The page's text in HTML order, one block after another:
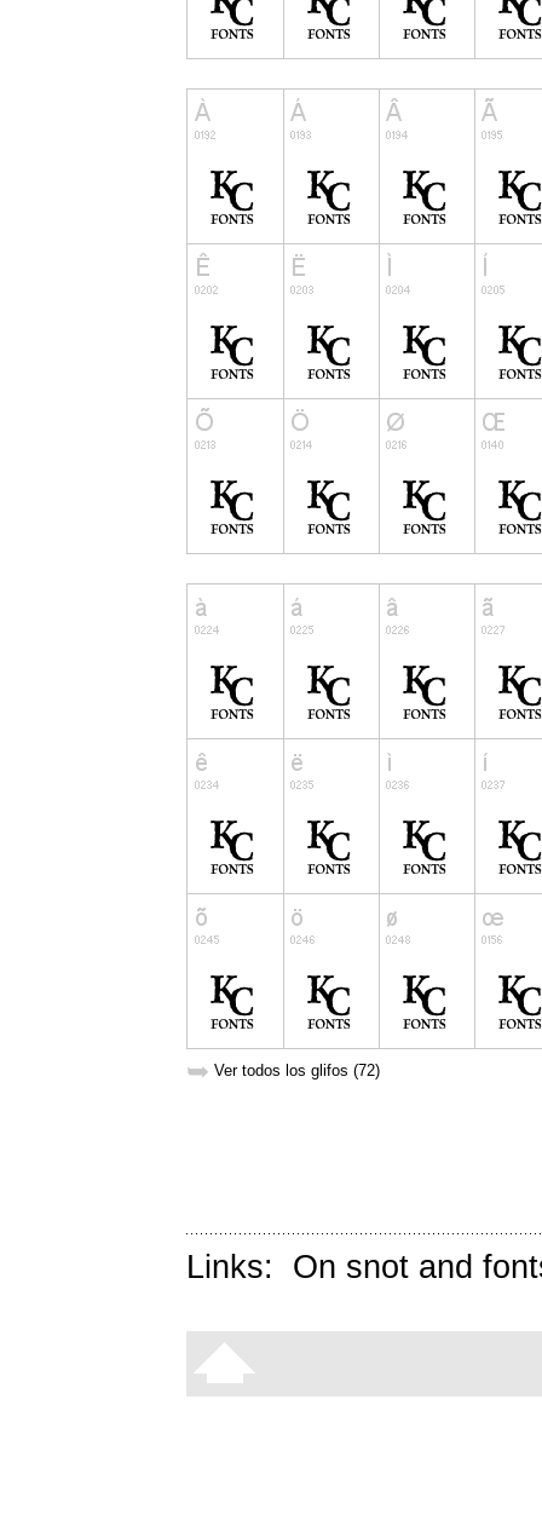
➥ Ver todos los glifos (72)
Links: On snot and